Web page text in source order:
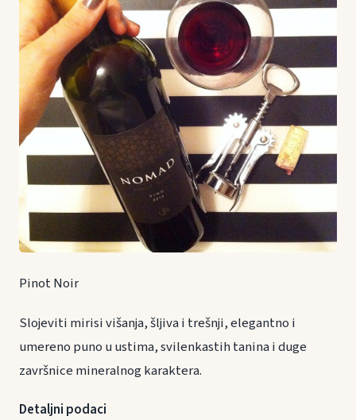
Pinot Noir
Slojeviti mirisi višanja, šljiva i trešnji, elegantno i
umereno puno u ustima, svilenkastih tanina i duge
završnice mineralnog karaktera.
Detaljni podaci